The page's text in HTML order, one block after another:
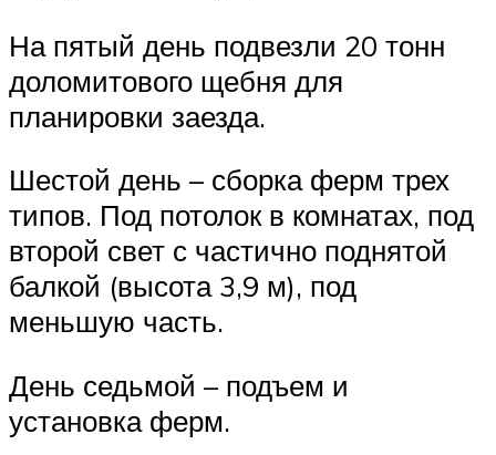
На пятый день подвезли 20 тонн
доломитового щебня для
планировки заезда.
Шестой день – сборка ферм трех
типов. Под потолок в комнатах, под
второй свет с частично поднятой
балкой (высота 3,9 м), под
меньшую часть.
День седьмой – подъем и
установка ферм.